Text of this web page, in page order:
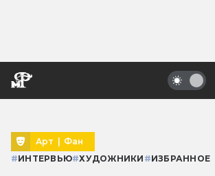
Арт | Фан
#ИНТЕРВЬЮ#ХУДОЖНИКИ #ИЗБРАННОЕ